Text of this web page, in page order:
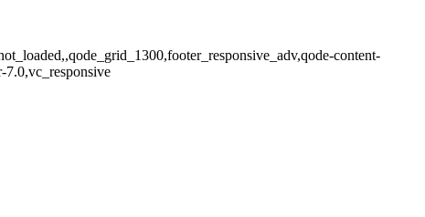
content-
7.0,vc_responsive